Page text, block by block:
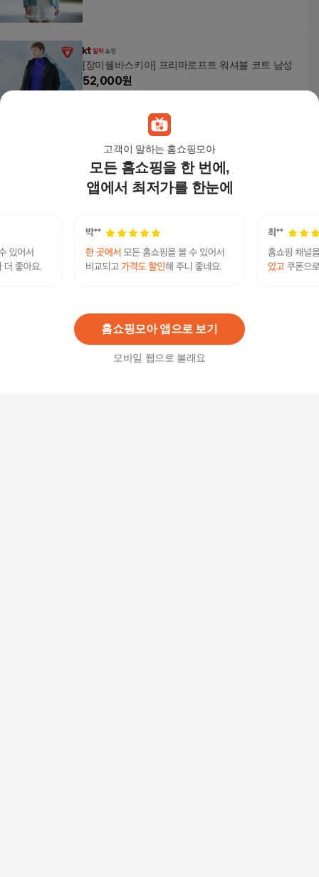
고객이 말하는 홈쇼핑모아
모든 홈쇼핑을 한 번에,
앱에서 최저가를 한눈에
홈쇼핑모아 앱으로 보기
모바일 웹으로 볼래요
[장미쉘바스키아] 프리마로프트 워셔블 코트 남성
52,000원
[바스키아 브루클린] 브루클린 골프 티셔츠 남성 C
JBBMTS3B902N
42,000 원
[바스키아 브쿠클린] 미디엄 플레어 스커트 여성 C